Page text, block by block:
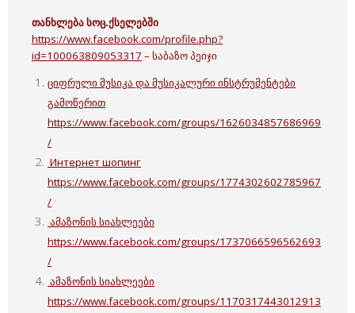
თანხლება სოც.ქსელებში
https://www.facebook.com/profile.php?
id=100063809053317 – საბაზო პეიჯი
ციფრული მუსიკა და მუსიკალური ინსტრუმენტები
გამოწერით
https://www.facebook.com/groups/1626034857686969
/
Интернет шопинг
https://www.facebook.com/groups/1774302602785967
/
ამაზონის სიახლეები
https://www.facebook.com/groups/1737066596562693
/
ამაზონის სიახლეები
https://www.facebook.com/groups/1170317443012913